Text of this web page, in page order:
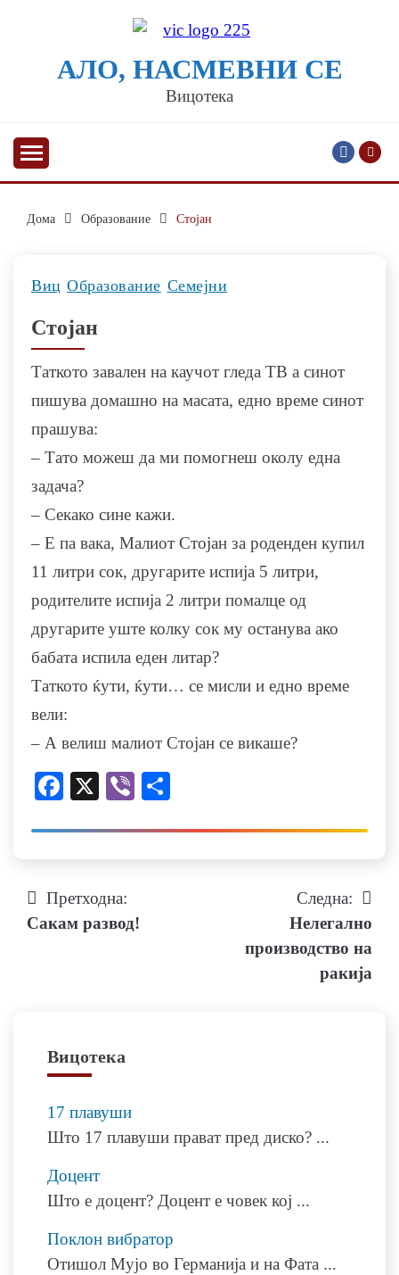
АЛО, НАСМЕВНИ СЕ
Вицотека
Дома Образованиe Стојан
Виц Образованиe Семејни
Стојан
Tаткото завален на каучот гледа ТВ а синот
пишува домашно на масата, едно време синот
прашува:
– Тато можеш да ми помогнеш околу една
задача?
– Секако сине кажи.
– Е па вака, Малиот Стојан за роденден купил
11 литри сок, другарите испија 5 литри,
родителите испија 2 литри помалце од
другарите уште колку сок му останува ако
бабата испила еден литар?
Таткото ќути, ќути… се мисли и едно време
вели:
– А велиш малиот Стојан се викаше?
Facebook
X Viber
Навигација
Претходна:
Сакам развод!
Следна:
Нелегално
производство на
ракија
Вицотека
17 плавуши
Што 17 плавуши прават пред диско? ...
Доцент
Што е доцент? Доцент е човек кој ...
Поклон вибратор
Отишол Мујо во Германија и на Фата ...